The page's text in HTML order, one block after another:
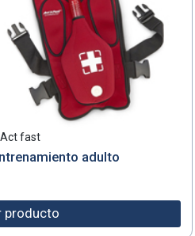
Act fast
adulto
producto